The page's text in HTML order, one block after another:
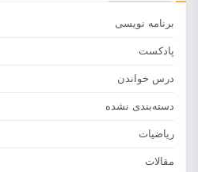
برنامه نویسی
پادکست
درس خواندن
دسته‌بندی نشده
ریاضیات
مقالات